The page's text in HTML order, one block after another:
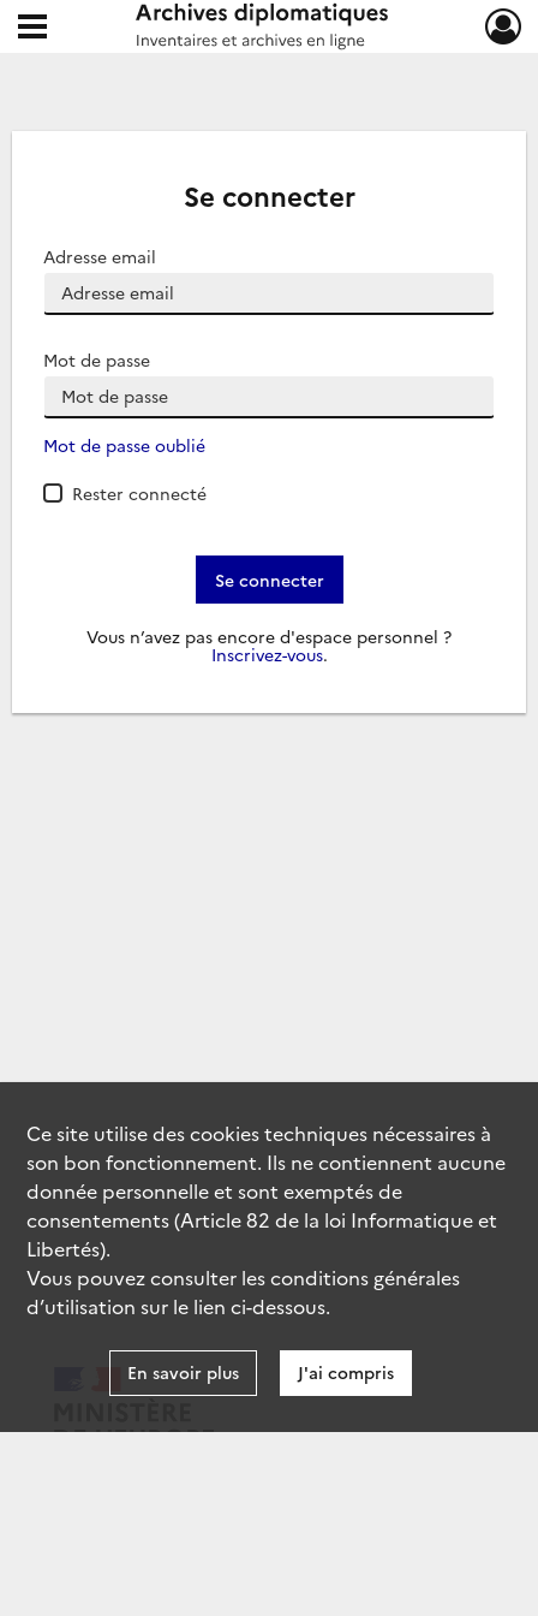
Archives diplomatiques
Ouvrir le menu déroulant
Se connecter
Adresse email
Mot de passe
Mot de passe oublié
Rester connecté
Se connecter
Vous n’avez pas encore d'espace personnel ?
Inscrivez-vous.
Ce site utilise descookiestechniques nécessaires à
son bon fonctionnement. Ils ne contiennent aucune
donnée personnelle et sont exemptés de
consentements (Article 82 de la loi Informatique et
Libertés).
Vous pouvez consulter les conditions générales
d’utilisation sur le lien ci-dessous.
En savoir plus J'ai compris